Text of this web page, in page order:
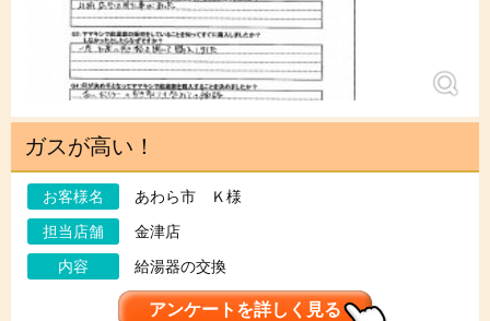
ガスが高い！
お客様名
あわら市 Ｋ様
担当店舗
金津店
内容
給湯器の交換
アンケートを詳しく見る